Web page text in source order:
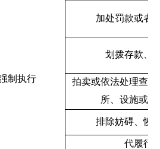
制执行
加处罚款或者
划拨存款、
拍卖或依法处理查
所、设施或者
排除妨碍、恢
代履行